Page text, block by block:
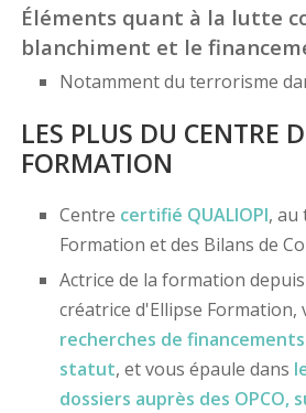
Éléments quant à la lutte
blanchiment et le
Notamment du terrorisme
LES PLUS DU CENTRE
FORMATION
Centre certifié QUALIOPI, au
Formation et des Bilans de
Actrice de la formation
créatrice d'Ellipse Formation,
recherches de financements
statut, et vous épaule dans
dossiers auprès des OPCO,